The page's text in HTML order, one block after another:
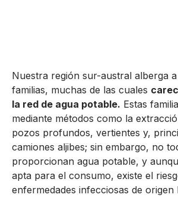
Nuestra región sur-austral alberga
familias, muchas de las cuales
la red de agua potable. Estas
mediante métodos como la
pozos profundos, vertientes y,
camiones aljibes; sin embargo, no
proporcionan agua potable, y
apta para el consumo, existe el
enfermedades infecciosas de origen